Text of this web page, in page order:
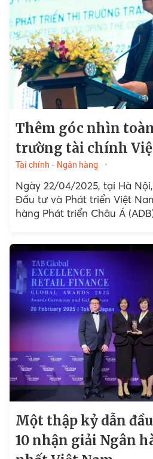
Thêm góc nhìn
trường tài chính
Tài chính - Ngân hàng
Ngày 22/04/2025, tại Hà
Đầu tư và Phát triển Việt
hàng Phát triển Châu Á
Một thập kỷ dẫn
10 nhận giải Ngân